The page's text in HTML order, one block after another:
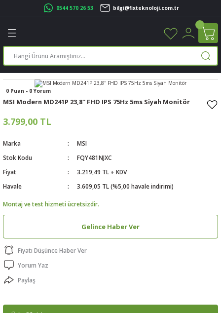
0544 570 26 53 bilgi@fixteknoloji.com.tr
Geri Dön
Geri Dön
Geri Dön
Yazıcı
Geri Dön
Geri Dön
Geri Dön
Geri Dön
Geri Dön
0 Puan - 0 Yorum
MSI Modern MD241P 23,8'' FHD IPS 75Hz 5ms Siyah Monitör
3.799,00 TL
Marka
MSI
Stok Kodu
FQY481NJXC
Fiyat
3.219,49 TL + KDV
Havale
3.609,05 TL (%5,00 havale indirimi)
Montaj ve test hizmeti ücretsizdir.
Gelince Haber Ver
Fiyatı Düşünce Haber Ver
Yorum Yaz
Paylaş